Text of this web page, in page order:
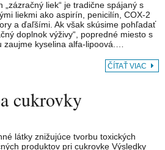
„zázračný liek“ je tradične spájaný s
liekmi ako aspirín, penicilín, COX-2
a ďaľšími. Ak však skúsime pohľadať
doplnok výživy“, popredné miesto s
zaujme kyselina alfa-lipoová.…
ČÍTAŤ VIAC
cukrovky
látky znižujúce tvorbu toxických
produktov pri cukrovke Výsledky